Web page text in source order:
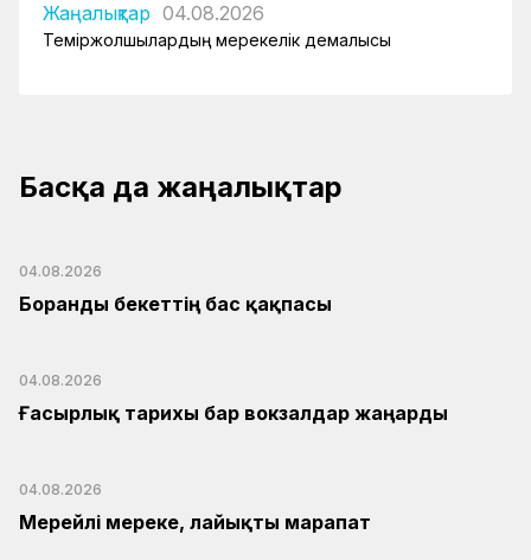
Жаңалықтар 04.08.2026
Теміржолшылардың мерекелік демалысы
Басқа да жаңалықтар
04.08.2026
Боранды бекеттің бас қақпасы
04.08.2026
Ғасырлық тарихы бар вокзалдар жаңарды
04.08.2026
Мерейлі мереке, лайықты марапат